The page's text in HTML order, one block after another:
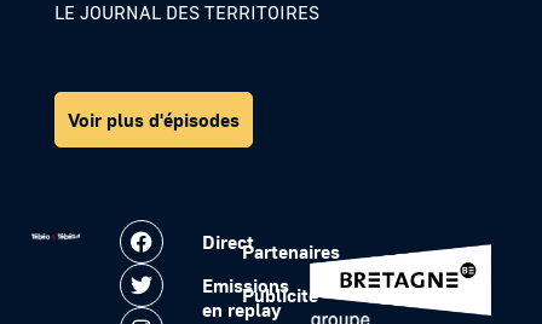
LE JOURNAL DES TERRITOIRES
Voir plus d'épisodes
Direct
Emissions
en replay
Partenaires
Publicité